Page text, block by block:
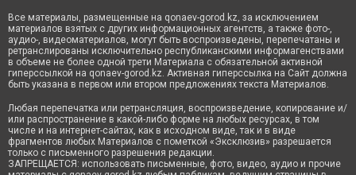
Все материалы, размещенные на qonaev-gorod.kz, за исключением
материалов взятых с других информационных агентств, а также фото-,
аудио-, видеоматериалов, могут быть воспроизведены, перепечатаны и
ретранслированы исключительно республиканскими информагенствами
в объеме не более одной трети Материала с обязательной активной
гиперссылкой на qonaev-gorod.kz. Активная гиперссылка на Сайт должна
быть указана в первом или втором предложениях текста Материалов.
Любая перепечатка или ретрансляция, воспроизведение, копирование и/
или распространение в какой-либо форме на любых ресурсах, в том
числе и на интернет-сайтах, как в исходном виде, так и в виде
фрагментов любых Материалов с пометкой «Эксклюзив» разрешается
только с письменного разрешения редакции.
ЗАПРЕЩАЕТСЯ: использовать письменные, фото, видео, аудио и прочие